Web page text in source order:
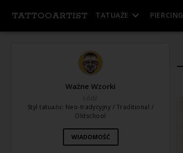
TATTOOARTIST TATUAŻE PIERCING
Ważne Wzorki
Łódź
Styl tatuażu: Neo-tradycyjny / Traditional /
Oldschool
WIADOMOŚĆ